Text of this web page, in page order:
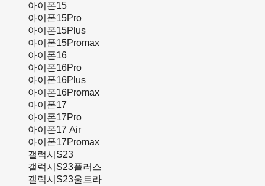
아이폰15
아이폰15Pro
아이폰15Plus
아이폰15Promax
아이폰16
아이폰16Pro
아이폰16Plus
아이폰16Promax
아이폰17
아이폰17Pro
아이폰17 Air
아이폰17Promax
갤럭시S23
갤럭시S23플러스
갤럭시S23울트라